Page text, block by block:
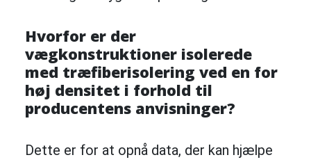
Hvorfor er der
vægkonstruktioner isolerede
med træfiberisolering ved en for
høj densitet i forhold til
producentens anvisninger?
Dette er for at opnå data, der kan hjælpe